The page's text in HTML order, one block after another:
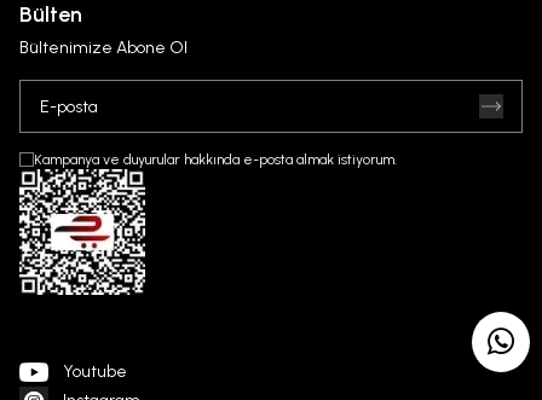
Bülten
Bültenimize Abone Ol
Kampanya ve duyurular hakkında e-posta almak istiyorum.
Youtube